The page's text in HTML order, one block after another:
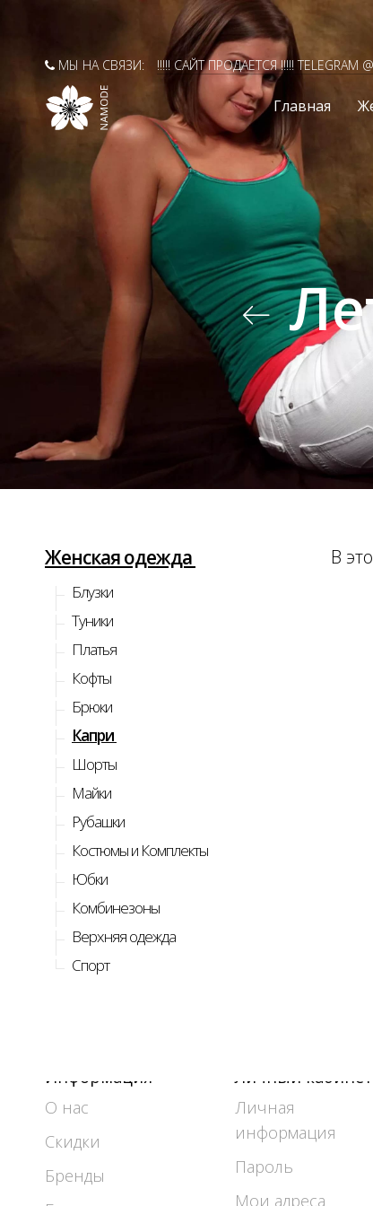
МЫ НА СВЯЗИ: !!!!! САЙТ ПРОДАЕТСЯ !!!!! TELEGRAM
Главная
Женская одежда
Блузки
Туники
Платья
Кофты
Брюки
Капри
Шорты
Майки
Рубашки
Костюмы и Комплекты
Юбки
Комбинезоны
Верхняя одежда
Спорт
В
Информация
О нас
Скидки
Бренды
Личный кабинет
Личная
информация
Пароль
Мои адреса